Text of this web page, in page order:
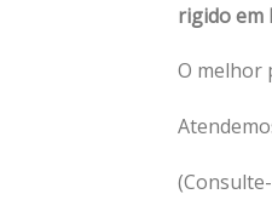
rigido em
O melhor